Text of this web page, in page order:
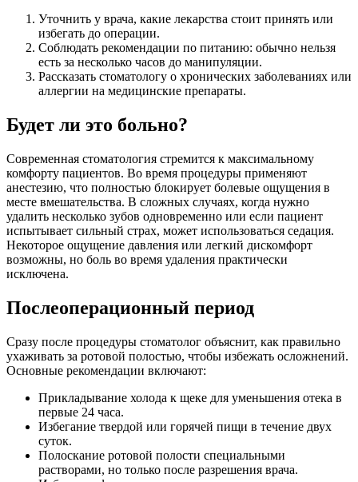
Уточнить у врача, какие лекарства стоит принять или
избегать до операции.
Соблюдать рекомендации по питанию: обычно нельзя
есть за несколько часов до манипуляции.
Рассказать стоматологу о хронических заболеваниях или
аллергии на медицинские препараты.
Будет ли это больно?
Современная стоматология стремится к максимальному
комфорту пациентов. Во время процедуры применяют
анестезию, что полностью блокирует болевые ощущения в
месте вмешательства. В сложных случаях, когда нужно
удалить несколько зубов одновременно или если пациент
испытывает сильный страх, может использоваться седация.
Некоторое ощущение давления или легкий дискомфорт
возможны, но боль во время удаления практически
исключена.
Послеоперационный период
Сразу после процедуры стоматолог объяснит, как правильно
ухаживать за ротовой полостью, чтобы избежать осложнений.
Основные рекомендации включают:
Прикладывание холода к щеке для уменьшения отека в
первые 24 часа.
Избегание твердой или горячей пищи в течение двух
суток.
Полоскание ротовой полости специальными
растворами, но только после разрешения врача.